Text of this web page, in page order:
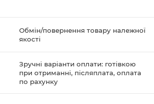
Обмін/повернення товару належної
якості
Зручні варіанти оплати: готівкою
при отриманні, післяплата, оплата
по рахунку